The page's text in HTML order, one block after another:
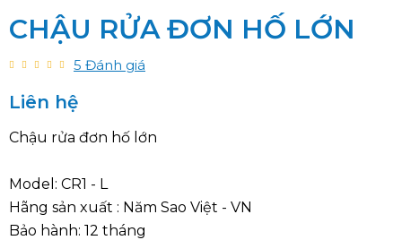
CHẬU RỬA ĐƠN HỐ LỚN
5 Đánh giá
Liên hệ
Chậu rửa đơn hố lớn
Model: CR1 - L
Hãng sản xuất : Năm Sao Việt - VN
Bảo hành: 12 tháng